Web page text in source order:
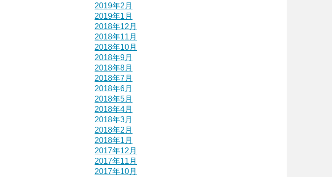
2019年2月
2019年1月
2018年12月
2018年11月
2018年10月
2018年9月
2018年8月
2018年7月
2018年6月
2018年5月
2018年4月
2018年3月
2018年2月
2018年1月
2017年12月
2017年11月
2017年10月